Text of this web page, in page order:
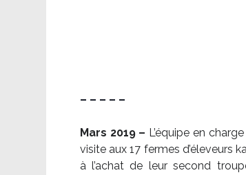
– – – – –
Mars 2019 – L’équipe en
visite aux 17 fermes d’éleveurs
à l’achat de leur second